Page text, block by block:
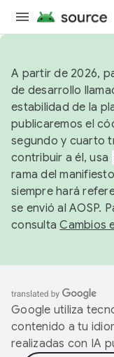
A partir de 2026,
de desarrollo
estabilidad de la
publicaremos el
segundo y cuarto
contribuir a él, usa
rama del manifiesto
siempre hará
se envió al AOSP.
consultaCambios
Google utiliza
contenido a tu
realizadas con IA